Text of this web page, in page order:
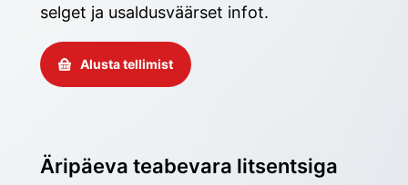
selget ja usaldusväärset infot.
Alusta tellimist
Äripäeva teabevara litsentsiga